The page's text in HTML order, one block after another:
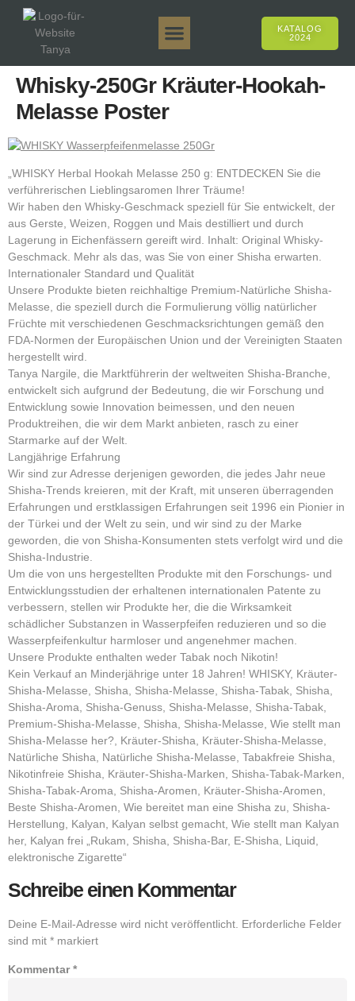
KATALOG
2024
Whisky-250Gr Kräuter-Hookah-
Melasse Poster
„WHISKY Herbal Hookah Melasse 250 g: ENTDECKEN Sie die
verführerischen Lieblingsaromen Ihrer Träume!
Wir haben den Whisky-Geschmack speziell für Sie entwickelt, der
aus Gerste, Weizen, Roggen und Mais destilliert und durch
Lagerung in Eichenfässern gereift wird. Inhalt: Original Whisky-
Geschmack. Mehr als das, was Sie von einer Shisha erwarten.
Internationaler Standard und Qualität
Unsere Produkte bieten reichhaltige Premium-Natürliche Shisha-
Melasse, die speziell durch die Formulierung völlig natürlicher
Früchte mit verschiedenen Geschmacksrichtungen gemäß den
FDA-Normen der Europäischen Union und der Vereinigten Staaten
hergestellt wird.
Tanya Nargile, die Marktführerin der weltweiten Shisha-Branche,
entwickelt sich aufgrund der Bedeutung, die wir Forschung und
Entwicklung sowie Innovation beimessen, und den neuen
Produktreihen, die wir dem Markt anbieten, rasch zu einer
Starmarke auf der Welt.
Langjährige Erfahrung
Wir sind zur Adresse derjenigen geworden, die jedes Jahr neue
Shisha-Trends kreieren, mit der Kraft, mit unseren überragenden
Erfahrungen und erstklassigen Erfahrungen seit 1996 ein Pionier in
der Türkei und der Welt zu sein, und wir sind zu der Marke
geworden, die von Shisha-Konsumenten stets verfolgt wird und die
Shisha-Industrie.
Um die von uns hergestellten Produkte mit den Forschungs- und
Entwicklungsstudien der erhaltenen internationalen Patente zu
verbessern, stellen wir Produkte her, die die Wirksamkeit
schädlicher Substanzen in Wasserpfeifen reduzieren und so die
Wasserpfeifenkultur harmloser und angenehmer machen.
Unsere Produkte enthalten weder Tabak noch Nikotin!
Kein Verkauf an Minderjährige unter 18 Jahren! WHISKY, Kräuter-
Shisha-Melasse, Shisha, Shisha-Melasse, Shisha-Tabak, Shisha,
Shisha-Aroma, Shisha-Genuss, Shisha-Melasse, Shisha-Tabak,
Premium-Shisha-Melasse, Shisha, Shisha-Melasse, Wie stellt man
Shisha-Melasse her?, Kräuter-Shisha, Kräuter-Shisha-Melasse,
Natürliche Shisha, Natürliche Shisha-Melasse, Tabakfreie Shisha,
Nikotinfreie Shisha, Kräuter-Shisha-Marken, Shisha-Tabak-Marken,
Shisha-Tabak-Aroma, Shisha-Aromen, Kräuter-Shisha-Aromen,
Beste Shisha-Aromen, Wie bereitet man eine Shisha zu, Shisha-
Herstellung, Kalyan, Kalyan selbst gemacht, Wie stellt man Kalyan
her, Kalyan frei „Rukam, Shisha, Shisha-Bar, E-Shisha, Liquid,
elektronische Zigarette“
Schreibe einen Kommentar
Deine E-Mail-Adresse wird nicht veröffentlicht. Erforderliche Felder
sind mit * markiert
Kommentar*